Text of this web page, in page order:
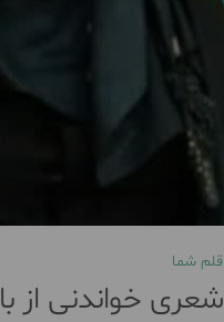
قلم شما
شعری خواندنی از